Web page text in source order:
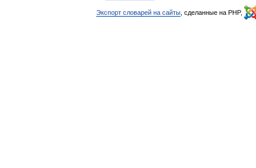
Экспорт словарей на сайты , сделанные на PHP,